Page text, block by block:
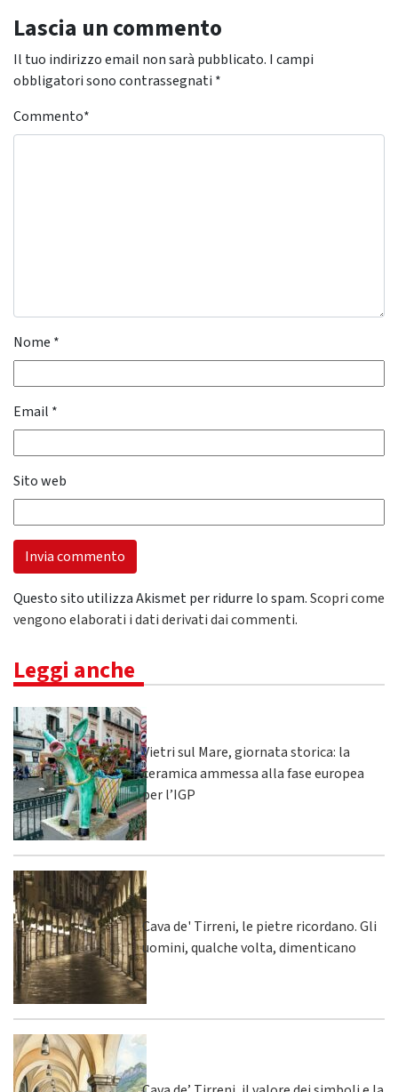
Lascia un commento
Il tuo indirizzo email non sarà pubblicato. I campi
obbligatori sono contrassegnati *
Commento*
Nome *
Email *
Sito web
Questo sito utilizza Akismet per ridurre lo spam.Scopri come
vengono elaborati i dati derivati dai commenti.
Leggi anche
Vietri sul Mare, giornata storica: la
ceramica ammessa alla fase europea
per l’IGP
Cava de' Tirreni, le pietre ricordano. Gli
uomini, qualche volta, dimenticano